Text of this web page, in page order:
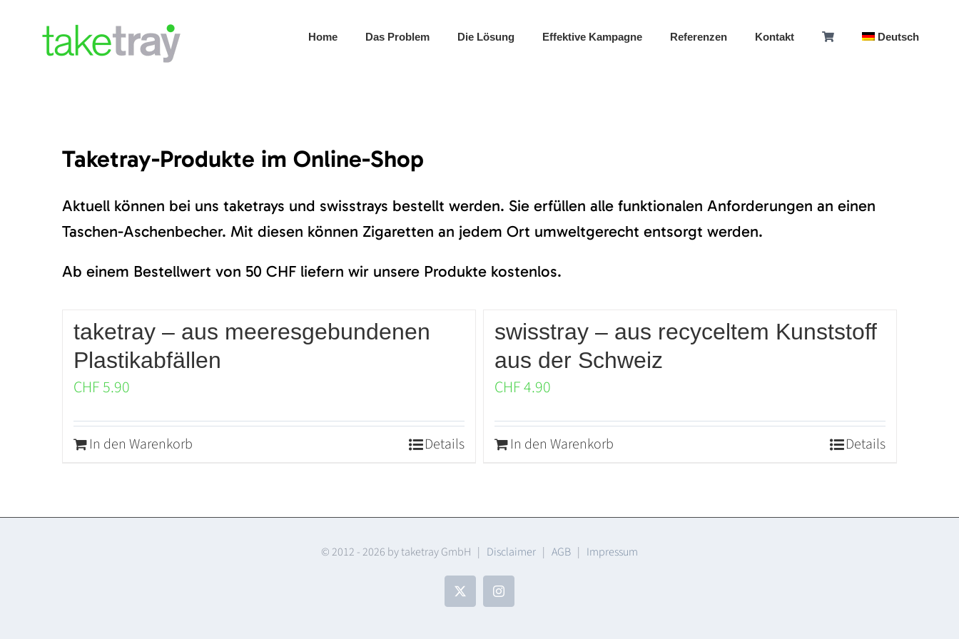
content
Home Das Problem Die Lösung Effektive Kampagne Referenzen Kontakt Deutsch
Taketray-Produkte im Online-Shop
Aktuell können bei uns taketrays und swisstrays bestellt werden. Sie erfüllen alle funktionalen Anforderungen an einen
Taschen-Aschenbecher. Mit diesen können Zigaretten an jedem Ort umweltgerecht entsorgt werden.
Ab einem Bestellwert von 50 CHF liefern wir unsere Produkte kostenlos.
taketray – aus meeresgebundenen
Plastikabfällen
CHF5.90
In den Warenkorb Details
swisstray – aus recyceltem Kunststoff
aus der Schweiz
CHF4.90
In den Warenkorb Details
© 2012 - 2026 by taketray GmbH | Disclaimer | AGB | Impressum
X Instagram